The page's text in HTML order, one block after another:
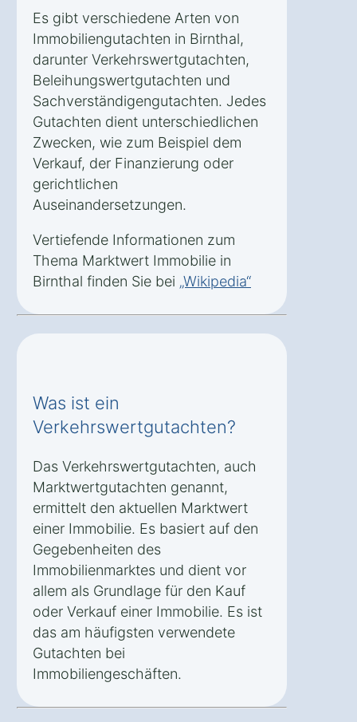
Es gibt verschiedene Arten von
Immobiliengutachten in Birnthal,
darunter Verkehrswertgutachten,
Beleihungswertgutachten und
Sachverständigengutachten. Jedes
Gutachten dient unterschiedlichen
Zwecken, wie zum Beispiel dem
Verkauf, der Finanzierung oder
gerichtlichen
Auseinandersetzungen.
Vertiefende Informationen zum
Thema Marktwert Immobilie in
Birnthal finden Sie bei „Wikipedia“
Was ist ein
Verkehrswertgutachten?
Das Verkehrswertgutachten, auch
Marktwertgutachten genannt,
ermittelt den aktuellen Marktwert
einer Immobilie. Es basiert auf den
Gegebenheiten des
Immobilienmarktes und dient vor
allem als Grundlage für den Kauf
oder Verkauf einer Immobilie. Es ist
das am häufigsten verwendete
Gutachten bei
Immobiliengeschäften.